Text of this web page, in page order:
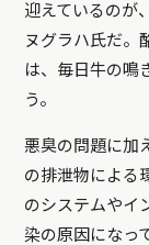
迎えているのが
ヌグラハ氏だ。
は、毎日牛の鳴
う。
悪臭の問題に加
の排泄物による
のシステムやイ
染の原因になっ